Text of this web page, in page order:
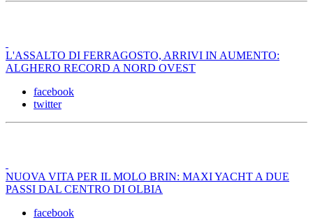
L'ASSALTO DI FERRAGOSTO, ARRIVI IN AUMENTO:
ALGHERO RECORD A NORD OVEST
facebook
twitter
NUOVA VITA PER IL MOLO BRIN: MAXI YACHT A DUE
PASSI DAL CENTRO DI OLBIA
facebook